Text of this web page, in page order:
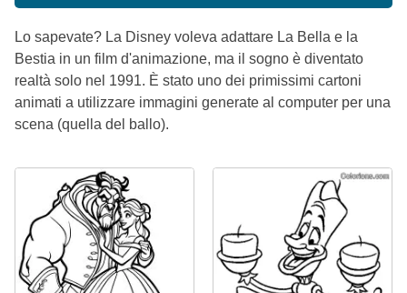
Lo sapevate? La Disney voleva adattare La Bella e la
Bestia in un film d'animazione, ma il sogno è diventato
realtà solo nel 1991. È stato uno dei primissimi cartoni
animati a utilizzare immagini generate al computer per una
scena (quella del ballo).